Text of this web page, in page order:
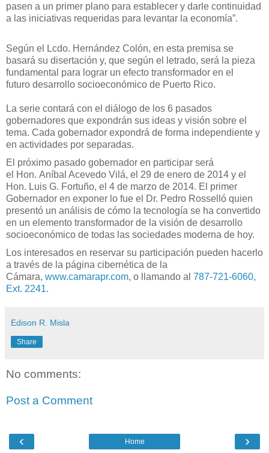
pasen a un primer plano para establecer y darle continuidad
a las iniciativas requeridas para levantar la economía”.
Según el Lcdo. Hernández Colón, en esta premisa se
basará su disertación y, que según el letrado, será la pieza
fundamental para lograr un efecto transformador en el
futuro desarrollo socioeconómico de Puerto Rico.
La serie contará con el diálogo de los 6 pasados
gobernadores que expondrán sus ideas y visión sobre e
tema. Cada gobernador expondrá de forma independiente y
en actividades por separadas.
El próximo pasado gobernador en participar será
el Hon. Aníbal Acevedo Vilá, el 29 de enero de 2014 y el
Hon. Luis G. Fortuño, el 4 de marzo de 2014. El primer
Gobernador en exponer lo fue el Dr. Pedro Rosselló quien
presentó un análisis de cómo la tecnología se ha convertido
en un elemento transformador de la visión de desarrollo
socioeconómico de todas las sociedades moderna de hoy.
Los interesados en reservar su participación pueden hacerlo
a través de la página cibernética de la
Cámara, www.camarapr.com, o llamando al 787-721-6060,
Ext. 2241.
Edison R. Misla
Share
No comments:
Post a Comment
‹ ›
Home